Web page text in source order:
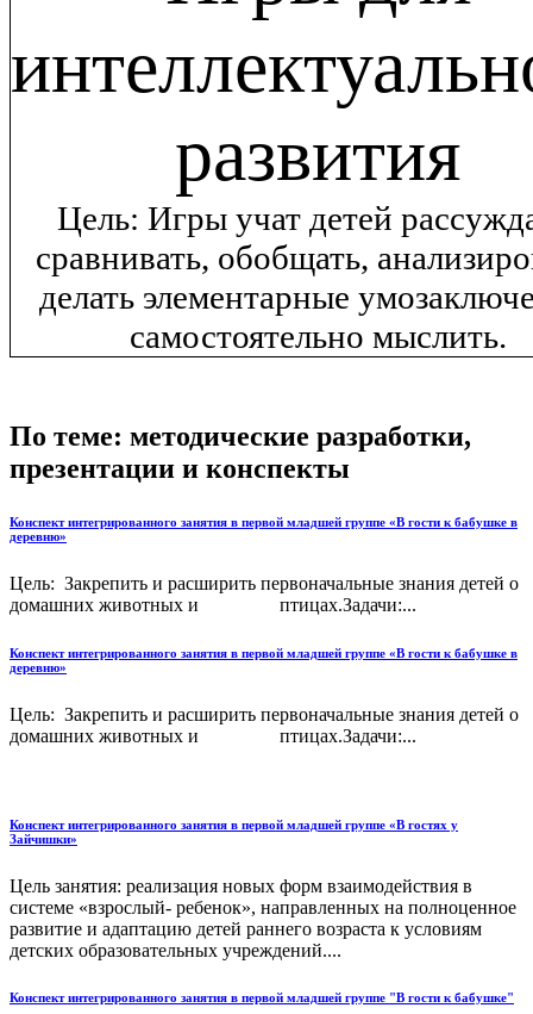
развития
Цель: Игры учат детей
сравнивать, обобщать,
делать элементарные
самостоятельно мыслить.
По теме: методические разработки,
презентации и конспекты
Конспект интегрированного занятия в первой младшей группе «В гости к бабушке в
деревню»
Цель: Закрепить и расширить первоначальные знания детей о
домашних животных и птицах.Задачи:...
Конспект интегрированного занятия в первой младшей группе «В гости к бабушке в
деревню»
Цель: Закрепить и расширить первоначальные знания детей о
домашних животных и птицах.Задачи:...
Конспект интегрированного занятия в первой младшей группе «В гостях у
Зайчишки»
Цель занятия: реализация новых форм взаимодействия в
системе «взрослый- ребенок», направленных на полноценное
развитие и адаптацию детей раннего возраста к условиям
детских образовательных учреждений....
Конспект интегрированного занятия в первой младшей группе "В гости к бабушке"